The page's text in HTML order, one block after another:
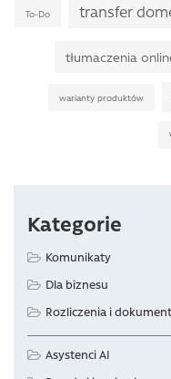
To-Do transfer
tłumaczenia
warianty produktów
Kategorie
Komunikaty
Dla biznesu
Rozliczenia i
Asystenci AI